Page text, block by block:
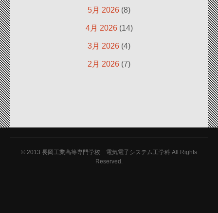
5月 2026 (8)
4月 2026(14)
3月 2026 (4)
2月 2026 (7)
© 2013 長岡工業高等専門学校 電気電子システム工学科 All Rights
Reserved.